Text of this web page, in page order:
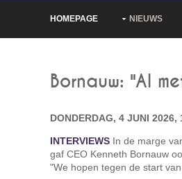
HOMEPAGE NIEUWS
Bornauw: "Al
DONDERDAG, 4 JUNI
INTERVIEWS In de marge
gaf CEO Kenneth Bornauw
"We hopen tegen de start